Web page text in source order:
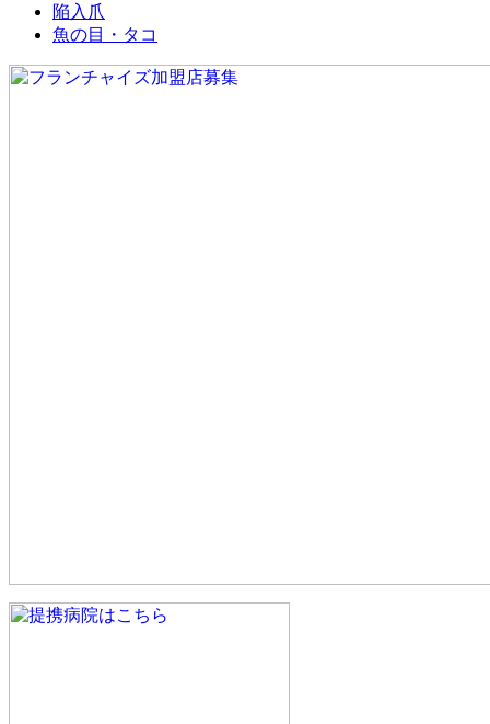
陥入爪
魚の目・タコ